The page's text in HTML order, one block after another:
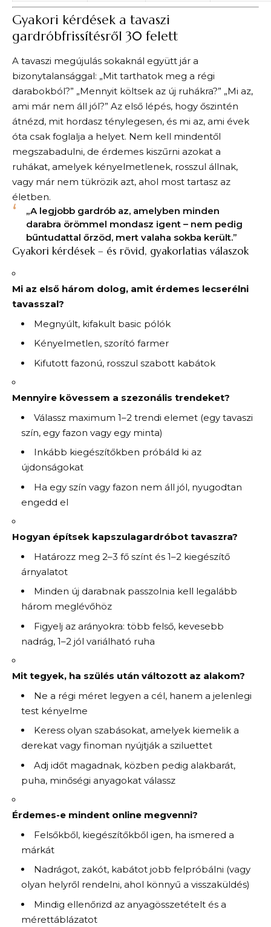
Gyakori kérdések a tavaszi
gardróbfrissítésről 30 felett
A tavaszi megújulás sokaknál együtt jár a
bizonytalansággal: „Mit tarthatok meg a régi
darabokból?” „Mennyit költsek az új ruhákra?” „Mi az,
ami már nem áll jól?” Az első lépés, hogy őszintén
átnézd, mit hordasz ténylegesen, és mi az, ami évek
óta csak foglalja a helyet. Nem kell mindentől
megszabadulni, de érdemes kiszűrni azokat a
ruhákat, amelyek kényelmetlenek, rosszul állnak,
vagy már nem tükrözik azt, ahol most tartasz az
életben.
„A legjobb gardrób az, amelyben minden
darabra örömmel mondasz igent – nem pedig
bűntudattal őrzöd, mert valaha sokba került.”
Gyakori kérdések – és rövid, gyakorlatias válaszok
Mi az első három dolog, amit érdemes lecserélni
tavasszal?
Megnyúlt, kifakult basic pólók
Kényelmetlen, szorító farmer
Kifutott fazonú, rosszul szabott kabátok
Mennyire kövessem a szezonális trendeket?
Válassz maximum 1–2 trendi elemet (egy tavaszi
szín, egy fazon vagy egy minta)
Inkább kiegészítőkben próbáld ki az
újdonságokat
Ha egy szín vagy fazon nem áll jól, nyugodtan
engedd el
Hogyan építsek kapszulagardróbot tavaszra?
Határozz meg 2–3 fő színt és 1–2 kiegészítő
árnyalatot
Minden új darabnak passzolnia kell legalább
három meglévőhöz
Figyelj az arányokra: több felső, kevesebb
nadrág, 1–2 jól variálható ruha
Mit tegyek, ha szülés után változott az alakom?
Ne a régi méret legyen a cél, hanem a jelenlegi
test kényelme
Keress olyan szabásokat, amelyek kiemelik a
derekat vagy finoman nyújtják a sziluettet
Adj időt magadnak, közben pedig alakbarát,
puha, minőségi anyagokat válassz
Érdemes-e mindent online megvenni?
Felsőkből, kiegészítőkből igen, ha ismered a
márkát
Nadrágot, zakót, kabátot jobb felpróbálni (vagy
olyan helyről rendelni, ahol könnyű a visszaküldés)
Mindig ellenőrizd az anyagösszetételt és a
mérettáblázatot